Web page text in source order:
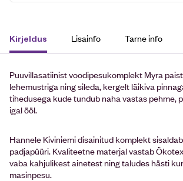
Kirjeldus Lisainfo Tarne info
Puuvillasatiinist voodipesukomplekt Myra
lehemustriga ning sileda, kergelt läikiva
tihedusega kude tundub naha vastas pehme,
igal ööl.
Hannele Kiviniemi disainitud komplekt
padjapüüri. Kvaliteetne materjal vastab
vaba kahjulikest ainetest ning taludes hästi
masinpesu.